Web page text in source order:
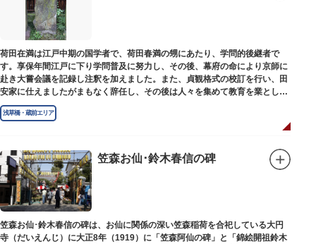
荷田在満は江戸中期の国学者で、荷田春満の甥にあたり、学問的後継者で
す。享保年間江戸に下り学問普及に努力し、その後、幕府の命により京師に
赴き大嘗会議を記録し注釈を加えました。また、貞観格式の校訂を行い、田
安家に仕えましたがまもなく辞任し、その後は人々を集めて教育を業としま
した。お墓は金竜寺（きんりゅうじ）境内にあります。
浅草橋・蔵前エリア
笠森お仙･鈴木春信の碑
笠森お仙･鈴木春信の碑は、お仙に関係の深い笠森稲荷を合祀している大円
寺（だいえんじ）に大正8年（1919）に「笠森阿仙の碑」と「錦絵開祖鈴木